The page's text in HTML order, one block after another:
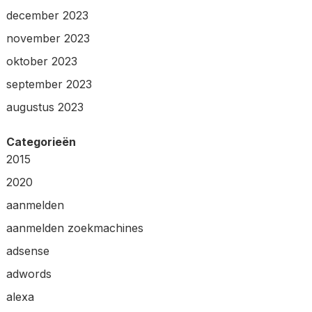
december 2023
november 2023
oktober 2023
september 2023
augustus 2023
Categorieën
2015
2020
aanmelden
aanmelden zoekmachines
adsense
adwords
alexa